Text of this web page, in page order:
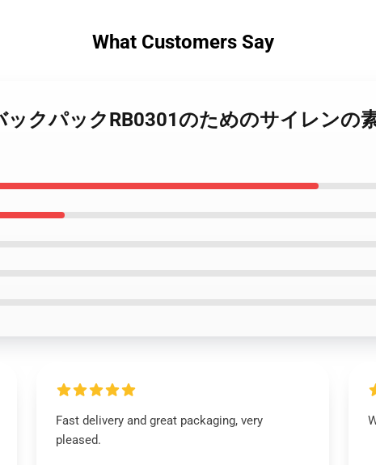
What Customers Say
クパックRB0301のためのサイレンの
Fast delivery and great packaging, very
pleased.